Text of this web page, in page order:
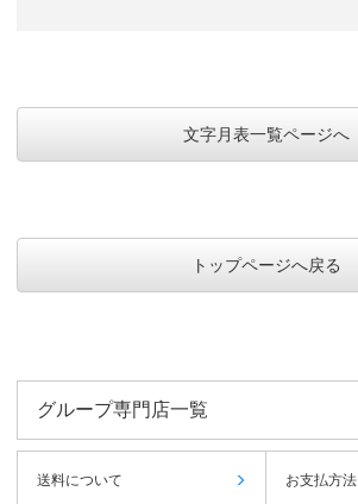
文字月表一覧ページへ
トップページへ戻る
グループ専門店一覧
送料について お支払方法